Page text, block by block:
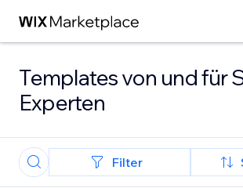
Templates von und für
Experten
Filter